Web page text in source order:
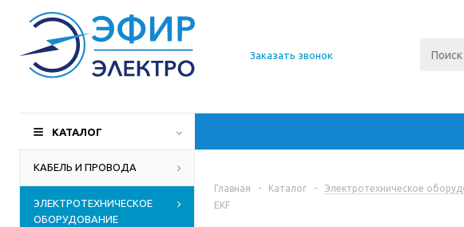
О компании
Доставка
Производители
Контакты
Заказать звонок
КАТАЛОГ
КАБЕЛЬ И ПРОВОДА
ЭЛЕКТРОТЕХНИЧЕСКОЕ
ОБОРУДОВАНИЕ
Главная - Каталог - Электротехническое
EKF